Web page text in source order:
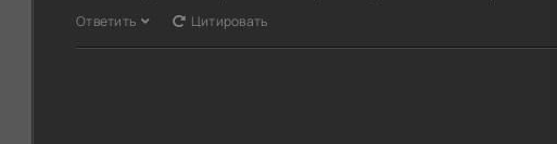
Ответить Цитировать